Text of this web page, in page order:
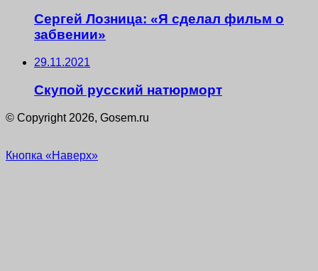
Сергей Лозница: «Я сделал фильм о
забвении»
29.11.2021
Скупой русский натюрморт
© Copyright 2026, Gosem.ru
Кнопка «Наверх»